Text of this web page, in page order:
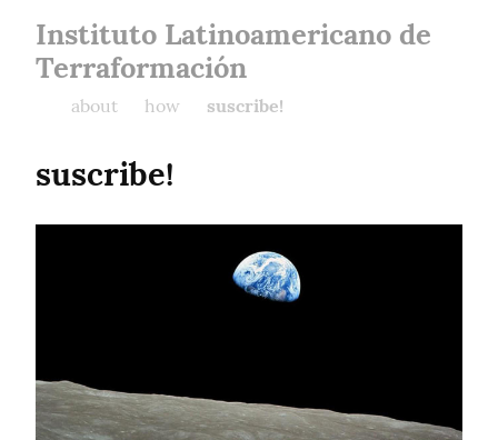
Instituto Latinoamericano de
Terraformación
about how suscribe!
suscribe!